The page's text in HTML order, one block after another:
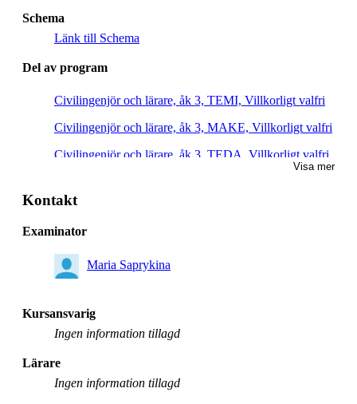
Schema
Länk till Schema
Del av program
Civilingenjör och lärare, åk 3, TEMI, Villkorligt valfri
Civilingenjör och lärare, åk 3, MAKE, Villkorligt valfri
Civilingenjör och lärare, åk 3, TEDA, Villkorligt valfri
Civilingenjör och lärare, åk 4, MAKE, Villkorligt valfri
Civilingenjör och lärare, åk 4, MAFY, Villkorligt valfri
Civilingenjör och lärare, åk 4, TEMI, Villkorligt valfri
Civilingenjörsutbildning i teknisk matematik, åk 2,
Obligatorisk
Civilingenjörsutbildning i teknisk fysik, åk 2,
Visa mer
Kontakt
Examinator
Maria Saprykina
Kursansvarig
Ingen information tillagd
Lärare
Ingen information tillagd